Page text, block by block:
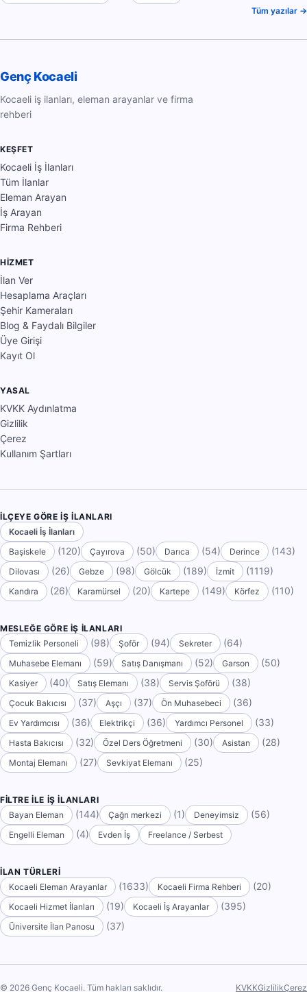
Tüm yazılar →
Genç Kocaeli
Kocaeli iş ilanları, eleman arayanlar ve firma
rehberi
KEŞFET
Kocaeli İş İlanları
Tüm İlanlar
Eleman Arayan
İş Arayan
Firma Rehberi
HIZMET
İlan Ver
Hesaplama Araçları
Şehir Kameraları
Blog & Faydalı Bilgiler
Üye Girişi
Kayıt Ol
YASAL
KVKK Aydınlatma
Gizlilik
Çerez
Kullanım Şartları
İLÇEYE GÖRE İŞ İLANLARI
Kocaeli İş İlanları
Başiskele
(120) Çayırova (50) Darıca (54) Derince (143)
Dilovası (26) Gebze (98) Gölcük (189) İzmit (1119)
Kandıra (26) Karamürsel (20) Kartepe (149) Körfez (110)
MESLEĞE GÖRE İŞ İLANLARI
Temizlik Personeli
(98) Şoför (94) Sekreter (64)
Muhasebe Elemanı (59) Satış Danışmanı (52) Garson (50)
Kasiyer (40) Satış Elemanı (38) Servis Şoförü (38)
Çocuk Bakıcısı (37) Aşçı (37) Ön Muhasebeci (36)
Ev Yardımcısı (36) Elektrikçi (36) Yardımcı Personel (33)
Hasta Bakıcısı (32) Özel Ders Öğretmeni (30) Asistan (28)
Montaj Elemanı (27) Sevkiyat Elemanı (25)
FILTRE ILE İŞ İLANLARI
Bayan Eleman
(144) Çağrı merkezi (1) Deneyimsiz (56)
Engelli Eleman (4) Evden İş Freelance / Serbest
İLAN TÜRLERI
Kocaeli Eleman Arayanlar
(1633) Kocaeli Firma Rehberi (20)
Kocaeli Hizmet İlanları (19) Kocaeli İş Arayanlar (395)
Üniversite İlan Panosu (37)
© 2026 Genç Kocaeli. Tüm hakları saklıdır. KVKKGizlilikÇerez